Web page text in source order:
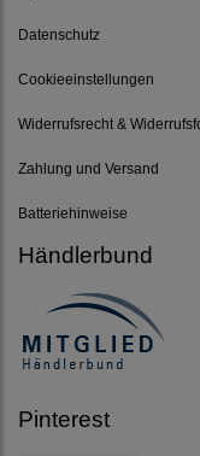
Datenschutz
Cookieeinstellungen
Widerrufsrecht &
Zahlung und Versand
Batteriehinweise
Händlerbund
Pinterest